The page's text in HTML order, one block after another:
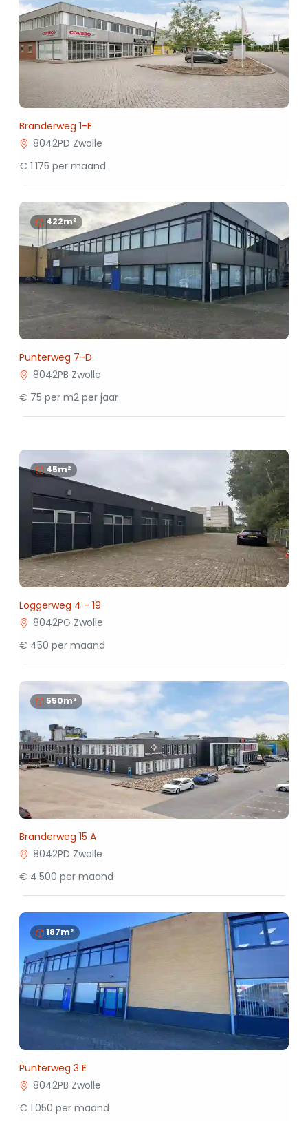
Branderweg 1-E
8042PD Zwolle
€ 1.175 per maand
422m²
Punterweg 7-D
8042PB Zwolle
€ 75 per m2 per jaar
45m²
Loggerweg 4 - 19
8042PG Zwolle
€ 450 per maand
550m²
Branderweg 15 A
8042PD Zwolle
€ 4.500 per maand
187m²
Punterweg 3 E
8042PB Zwolle
€ 1.050 per maand